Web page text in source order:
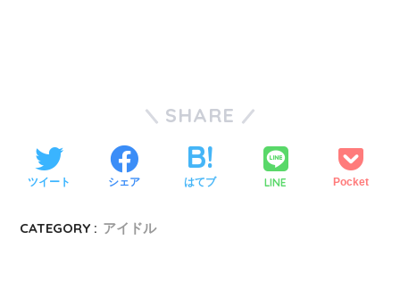
SHARE
ツイート シェア はてブ LINE Pocket
CATEGORY : アイドル